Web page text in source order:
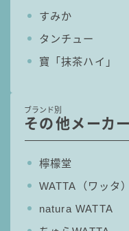
すみか
タンチュー
寶「抹茶ハイ」
ブランド別
その他メーカー
檸檬堂
WATTA（ワッタ）
natura WATTA